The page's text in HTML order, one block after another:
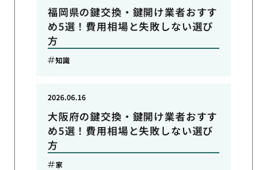
福岡県の鍵交換・鍵開け業者おすす
め5選！費用相場と失敗しない選び
方
知識
大阪府の鍵交換・鍵開け業者おすす
め5選！費用相場と失敗しない選び
方
2026.06.16
家